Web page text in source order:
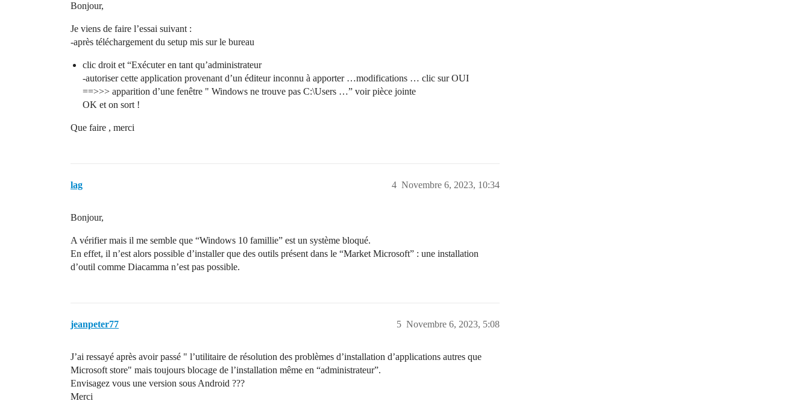
Bonjour,
Je viens de faire l’essai suivant :
-après téléchargement du setup mis sur le bureau
clic droit et “Exécuter en tant qu’administrateur
-autoriser cette application provenant d’un éditeur inconnu à apporter …modifications … clic sur OUI
==>>> apparition d’une fenêtre " Windows ne trouve pas C:\Users …” voir pièce jointe
OK et on sort !
Que faire , merci
lag Novembre 6, 2023, 10:34
4
Bonjour,
A vérifier mais il me semble que “Windows 10 famillie” est un système bloqué.
En effet, il n’est alors possible d’installer que des outils présent dans le “Market Microsoft” : une installation
d’outil comme Diacamma n’est pas possible.
jeanpeter77 Novembre 6, 2023, 5:08
5
J’ai ressayé après avoir passé " l’utilitaire de résolution des problèmes d’installation d’applications autres que
Microsoft store" mais toujours blocage de l’installation même en “administrateur”.
Envisagez vous une version sous Android ???
Merci